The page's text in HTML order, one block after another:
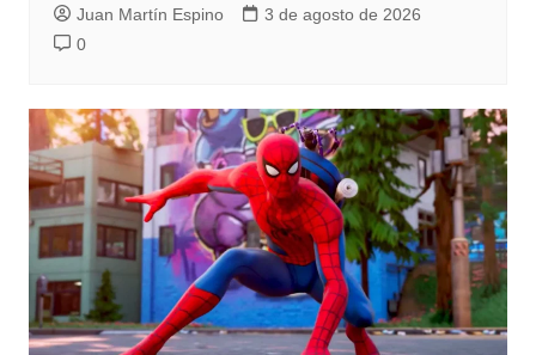
Juan Martín Espino
3 de agosto de 2026
0